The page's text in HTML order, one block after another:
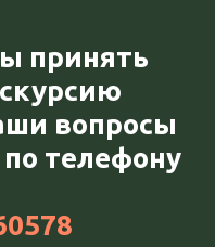
принять
вопросы
телефону